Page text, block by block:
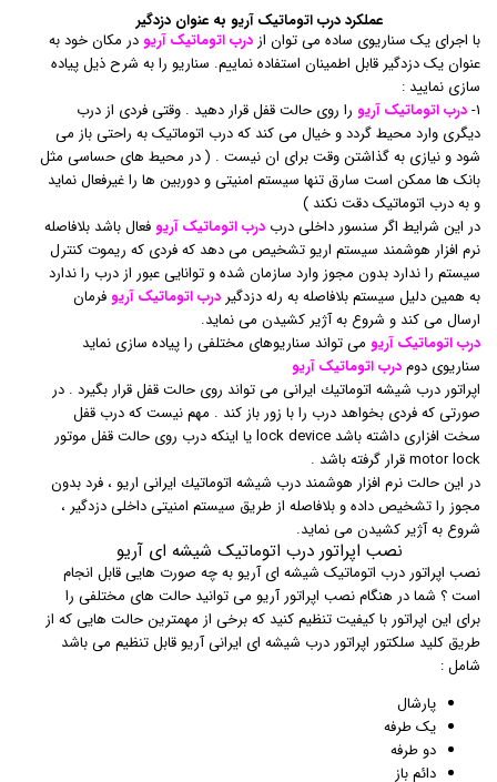
عملکرد درب اتوماتیک آریو به عنوان دزدگیر
با اجرای یک سناریوی ساده می توان ازدرب اتوماتیک آریودر مکان خود به
عنوان یک دزدگیر قابل اطمینان استفاده نماییم. سناریو را به شرح ذیل پیاده
سازی نمایید :
۱- درب اتوماتیک آریو را روی حالت قفل قرار دهید . وقتی فردی از درب
دیگری وارد محیط گردد و خیال می کند که درب اتوماتیک به راحتی باز می
شود و نیازی به گذاشتن وقت برای ان نیست . ( در محیط های حساسی مثل
بانک ها ممکن است سارق تنها سیستم امنیتی و دوربین ها را غیرفعال نماید
و به درب اتوماتیک دقت نکند )
در این شرایط اگر سنسور داخلی درب درب اتوماتیک آریوفعال باشد بلافاصله
نرم افزار هوشمند سیستم اریو تشخیص می دهد که فردی که ریموت کنترل
سیستم را ندارد بدون مجوز وارد سازمان شده و توانایی عبور از درب را ندارد
به همین دلیل سیستم بلافاصله به رله دزدگیردرب اتوماتیک آریوفرمان
ارسال می کند و شروع به آژیر کشیدن می نماید.
درب اتوماتیک آریو می تواند سناریوهای مختلفی را پیاده سازی نماید
سناریوی دومدرب اتوماتیک آریو
اپراتور درب شيشه اتوماتيك ايرانی می تواند روی حالت قفل قرار بگیرد . در
صورتی که فردی بخواهد درب را با زور باز کند . مهم نیست که درب قفل
سخت افزاری داشته باشد lock device یا اینکه درب روی حالت قفل موتور
motor lock قرار گرفته باشد .
در این حالت نرم افزار هوشمند درب شيشه اتوماتيك ايرانی اریو ، فرد بدون
مجوز را تشخیص داده و بلافاصله از طریق سیستم امنیتی داخلی دزدگیر ،
شروع به آژیر کشیدن می نماید.
نصب اپراتور درب اتوماتیک شیشه ای آریو
نصب اپراتور درب اتوماتیک شیشه ای آریو به چه صورت هایی قابل انجام
است ؟ شما در هنگام نصب اپراتور آریو می توانید حالت های مختلفی را
برای این اپراتور با کیفیت تنظیم کنید که برخی از مهمترین حالت هایی که از
طریق کلید سلکتور اپراتور درب شیشه ای ایرانی آریو قابل تنظیم می باشد
شامل :‌
پارشال
یک طرفه
دو طرفه
دائم باز